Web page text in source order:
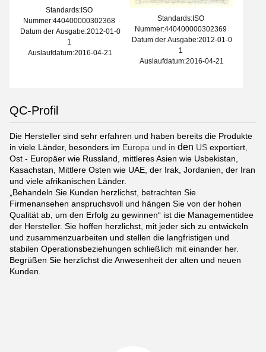
Standards:ISO
Nummer:440400000302368
Datum der Ausgabe:2012-01-0
1
Auslaufdatum:2016-04-21
Standards:ISO
Nummer:440400000302369
Datum der Ausgabe:2012-01-0
1
Auslaufdatum:2016-04-21
QC-Profil
Die Hersteller sind sehr erfahren und haben bereits die Produkte
in viele Länder, besonders im Europa und in den US exportiert
Ost - Europäer wie Russland, mittleres Asien wie Usbekistan,
Kasachstan, Mittlere Osten wie UAE, der Irak, Jordanien, der Iran
und viele afrikanischen Länder.
„Behandeln Sie Kunden herzlichst, betrachten Sie
Firmenansehen anspruchsvoll und hängen Sie von der hohen
Qualität ab, um den Erfolg zu gewinnen“ ist die Managementidee
der Hersteller. Sie hoffen herzlichst, mit jeder sich zu entwickeln
und zusammenzuarbeiten und stellen die langfristigen und
stabilen Operationsbeziehungen schließlich mit einander her.
Begrüßen Sie herzlichst die Anwesenheit der alten und neuen
Kunden.